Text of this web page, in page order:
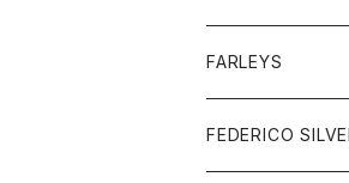
シャツ
セーター
ボトム
ショートパンツ
レディース
トップス
ジャケット
ボトム
FARLEYS
FEDERICO